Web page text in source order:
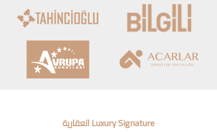
Luxury Signature العقارية